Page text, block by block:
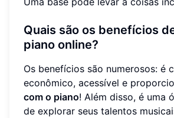
Quais são os benefícios
piano online?
Os benefícios são numerosos: é
econômico, acessível e
com o piano! Além disso, é uma
de explorar seus talentos